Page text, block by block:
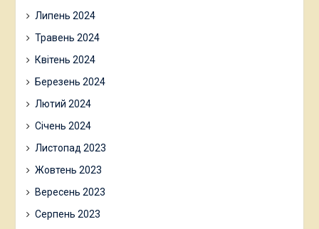
Липень 2024
Травень 2024
Квітень 2024
Березень 2024
Лютий 2024
Січень 2024
Листопад 2023
Жовтень 2023
Вересень 2023
Серпень 2023